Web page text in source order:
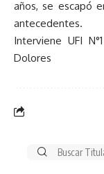
años, se escapó
antecedentes.
Interviene UFI
Dolores
Buscar